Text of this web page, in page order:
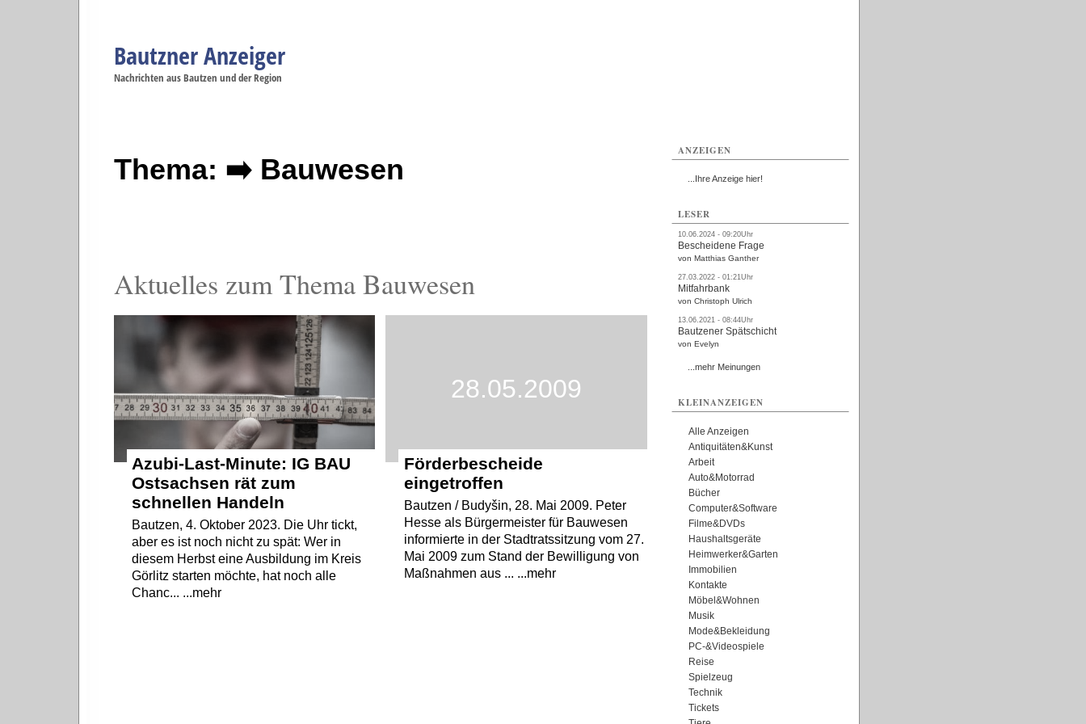
Bautzner Anzeiger
Nachrichten aus Bautzen und der Region
Thema: ➡️ Bauwesen
Aktuelles zum Thema Bauwesen
Azubi-Last-Minute: IG BAU
Ostsachsen rät zum
schnellen Handeln
Bautzen, 4. Oktober 2023. Die Uhr tickt,
aber es ist noch nicht zu spät: Wer in
diesem Herbst eine Ausbildung im Kreis
Görlitz starten möchte, hat noch alle
Chanc... ...mehr
28.05.2009
Förderbescheide
eingetroffen
Bautzen / Budyšin, 28. Mai 2009. Peter
Hesse als Bürgermeister für Bauwesen
informierte in der Stadtratssitzung vom 27.
Mai 2009 zum Stand der Bewilligung von
Maßnahmen aus ... ...mehr
ANZEIGEN
...Ihre Anzeige hier!
LESER
10.06.2024 - 09:20Uhr
Bescheidene Frage
von Matthias Ganther
27.03.2022 - 01:21Uhr
Mitfahrbank
von Christoph Ulrich
13.06.2021 - 08:44Uhr
Bautzener Spätschicht
von Evelyn
...mehr Meinungen
KLEINANZEIGEN
Alle Anzeigen
Antiquitäten&Kunst
Arbeit
Auto&Motorrad
Bücher
Computer&Software
Filme&DVDs
Haushaltsgeräte
Heimwerker&Garten
Immobilien
Kontakte
Möbel&Wohnen
Musik
Mode&Bekleidung
PC-&Videospiele
Reise
Spielzeug
Technik
Tickets